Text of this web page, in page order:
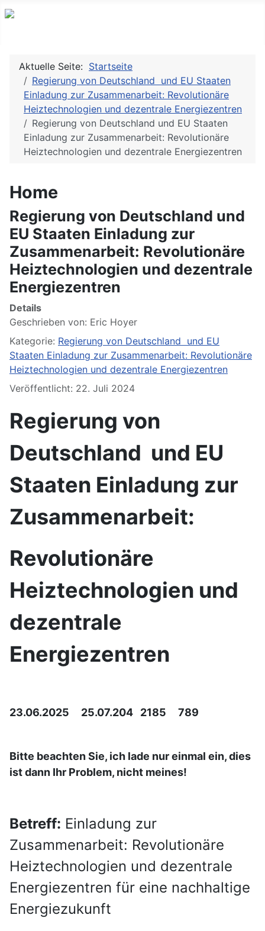
Aktuelle Seite: Startseite
Regierung von Deutschland und EU Staaten
Einladung zur Zusammenarbeit: Revolutionäre
Heiztechnologien und dezentrale Energiezentren
Regierung von Deutschland und EU Staaten
Einladung zur Zusammenarbeit: Revolutionäre
Heiztechnologien und dezentrale Energiezentren
Home
Regierung von Deutschland und
EU Staaten Einladung zur
Zusammenarbeit: Revolutionäre
Heiztechnologien und dezentrale
Energiezentren
Details
Geschrieben von: Eric Hoyer
Kategorie: Regierung von Deutschland und EU
Staaten Einladung zur Zusammenarbeit: Revolutionäre
Heiztechnologien und dezentrale Energiezentren
Veröffentlicht: 22. Juli 2024
Regierung von
Deutschland und EU
Staaten Einladung zur
Zusammenarbeit:
Revolutionäre
Heiztechnologien und
dezentrale
Energiezentren
23.06.2025 25.07.204 2185 789
Bitte beachten Sie, ich lade nur einmal ein, dies
ist dann Ihr Problem, nicht meines!
Betreff: Einladung zur
Zusammenarbeit: Revolutionäre
Heiztechnologien und dezentrale
Energiezentren für eine nachhaltige
Energiezukunft